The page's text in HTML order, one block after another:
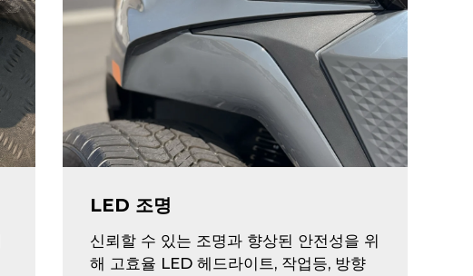
LED 조명
신뢰할 수 있는 조명과 향상된 안전성을 위
해 고효율 LED 헤드라이트, 작업등, 방향